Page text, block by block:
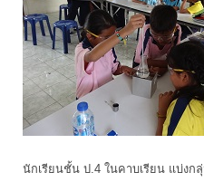
นักเรียนชั้น ป.4 ในคาบเรียน แบ่งก